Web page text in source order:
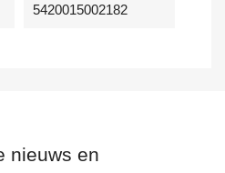
5420015002182
nieuws en